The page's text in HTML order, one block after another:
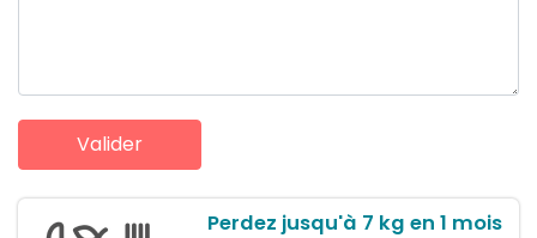
Perdez jusqu'à 7 kg en 1 mois